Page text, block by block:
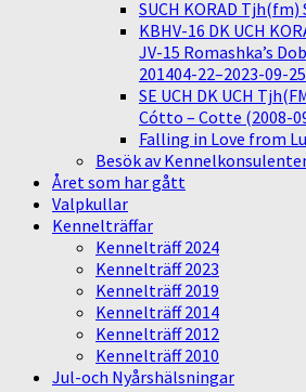
SUCH KORAD Tjh(fm)
KBHV-16 DK UCH
JV-15 Romashka’s
201404-22–2023-09-25
SE UCH DK UCH
Cótto – Cotte (2008-
Falling in Love from
Besök av
Året som har gått
Valpkullar
Kennelträffar
Kennelträff 2024
Kennelträff 2023
Kennelträff 2019
Kennelträff 2014
Kennelträff 2012
Kennelträff 2010
Jul-och Nyårshälsningar